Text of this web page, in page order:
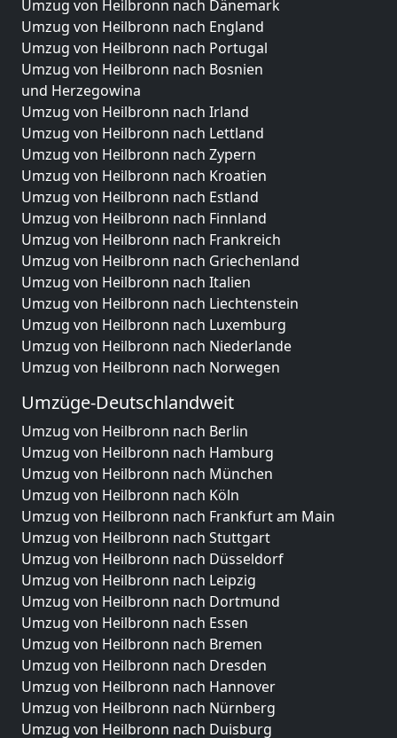
Umzug von Heilbronn nach Dänemark
Umzug von Heilbronn nach England
Umzug von Heilbronn nach Portugal
Umzug von Heilbronn nach Bosnien
und Herzegowina
Umzug von Heilbronn nach Irland
Umzug von Heilbronn nach Lettland
Umzug von Heilbronn nach Zypern
Umzug von Heilbronn nach Kroatien
Umzug von Heilbronn nach Estland
Umzug von Heilbronn nach Finnland
Umzug von Heilbronn nach Frankreich
Umzug von Heilbronn nach Griechenland
Umzug von Heilbronn nach Italien
Umzug von Heilbronn nach Liechtenstein
Umzug von Heilbronn nach Luxemburg
Umzug von Heilbronn nach Niederlande
Umzug von Heilbronn nach Norwegen
Umzüge-Deutschlandweit
Umzug von Heilbronn nach Berlin
Umzug von Heilbronn nach Hamburg
Umzug von Heilbronn nach München
Umzug von Heilbronn nach Köln
Umzug von Heilbronn nach Frankfurt am Main
Umzug von Heilbronn nach Stuttgart
Umzug von Heilbronn nach Düsseldorf
Umzug von Heilbronn nach Leipzig
Umzug von Heilbronn nach Dortmund
Umzug von Heilbronn nach Essen
Umzug von Heilbronn nach Bremen
Umzug von Heilbronn nach Dresden
Umzug von Heilbronn nach Hannover
Umzug von Heilbronn nach Nürnberg
Umzug von Heilbronn nach Duisburg